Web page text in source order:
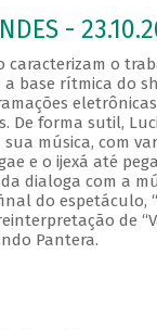
-
caracterizam o
base rítmica do
De forma sutil,
música, com
e o ijexá até
dialoga com a
do espetáculo,
de
Pantera.